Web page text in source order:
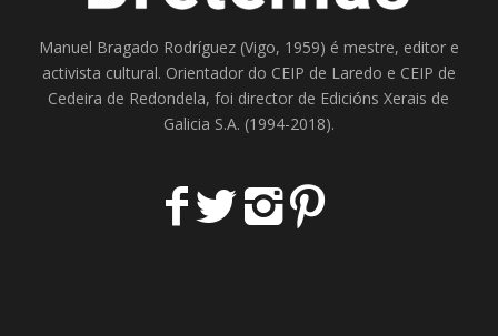
Manuel Bragado Rodríguez (Vigo, 1959) é mestre, editor e
activista cultural. Orientador do CEIP de Laredo e CEIP de
Cedeira de Redondela, foi director de Edicións Xerais de
Galicia S.A. (1994-2018).